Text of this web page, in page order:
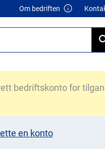
Om bedriften
bedriftskonto for
en konto